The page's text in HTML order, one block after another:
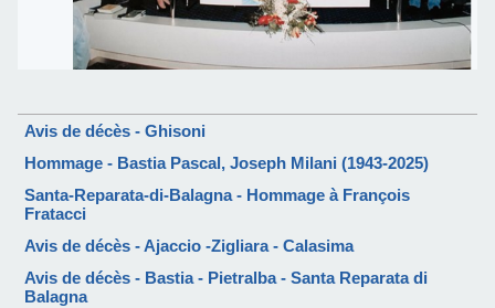
Avis de décès - Ghisoni
Hommage - Bastia Pascal, Joseph Milani (1943-2025)
Santa-Reparata-di-Balagna - Hommage à François
Fratacci
Avis de décès - Ajaccio -Zigliara - Calasima
Avis de décès - Bastia - Pietralba - Santa Reparata di
Balagna